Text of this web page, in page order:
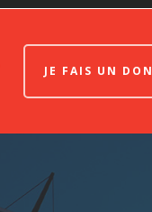
JE FAIS UN DON